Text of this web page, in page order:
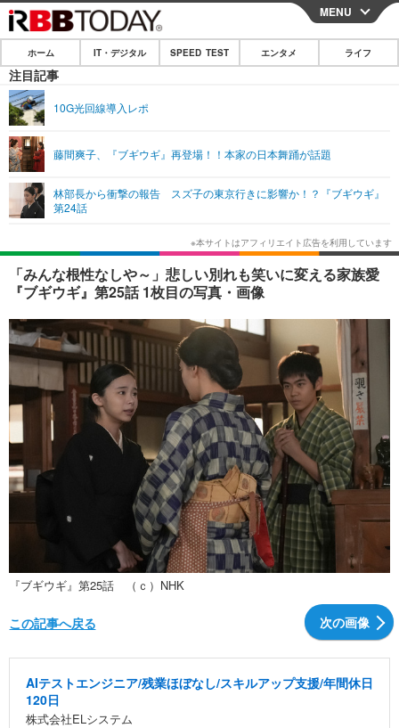
CLOSE
ホーム
IT・デジタル
ショッピング その他
SPEED TEST
エンタメ
エンタメTOP
韓国・芸能
音楽 スポーツ
ショッピング その他
ライフ
ライフTOP グルメ
ペット ショッピング
その他
リリース一覧
プッシュ通知の停止方法
MENU
ホーム IT・デジタル SPEED TEST エンタメ ライフ
注目記事
10G光回線導入レポ
藤間爽子、『ブギウギ』再登場！！本家の日本舞踊が話題
林部長から衝撃の報告 スズ子の東京行きに影響か！？『ブギウギ』
第24話
「みんな根性なしや～」悲しい別れも笑いに変える家族愛
『ブギウギ』第25話 1枚目の写真・画像
『ブギウギ』第25話 （ｃ）NHK
次の画像
この記事へ戻る
AIテストエンジニア/残業ほぼなし/スキルアップ支援/年間休日
120日
株式会社ELシステム